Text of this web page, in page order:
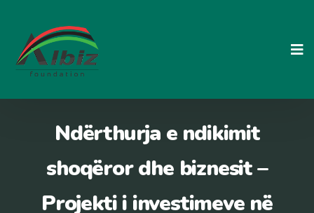
content
Ndërthurja e ndikimit
shoqëror dhe biznesit –
Projekti i investimeve në